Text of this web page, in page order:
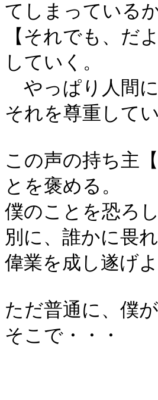
てしまっているか
【それでも、だ
していく。
やっぱり人間
それを尊重して
この声の持ち主
とを褒める。
僕のことを恐ろ
別に、誰かに畏
偉業を成し遂げ
ただ普通に、僕
そこで・・・